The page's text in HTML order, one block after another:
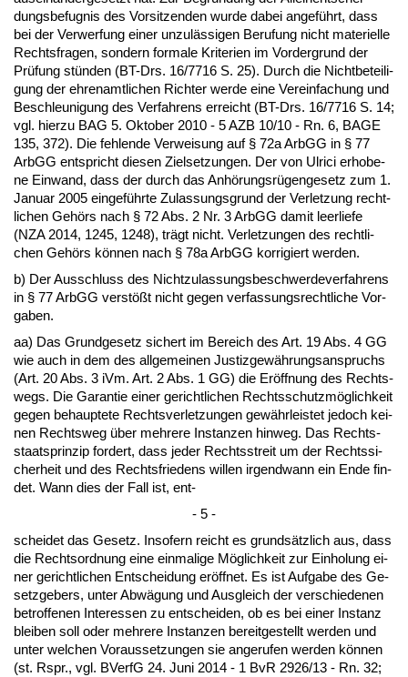
dungs­be­fug­nis des Vor­sit­zen­den wur­de da­bei an­geführt, dass
bei der Ver­wer­fung ei­ner un­zulässi­gen Be­ru­fung nicht ma­te­ri­el­le
Rechts­fra­gen, son­dern for­ma­le Kri­te­ri­en im Vor­der­grund der
Prüfung stünden (BT-Drs. 16/7716 S. 25). Durch die Nicht­be­tei­li­
gung der eh­ren­amt­li­chen Rich­ter wer­de ei­ne Ver­ein­fa­chung und
Be­schleu­ni­gung des Ver­fah­rens er­reicht (BT-Drs. 16/7716 S. 14;
vgl. hier­zu BAG 5. Ok­to­ber 2010 - 5 AZB 10/10 - Rn. 6, BA­GE
135, 372). Die feh­len­de Ver­wei­sung auf § 72a ArbGG in § 77
ArbGG ent­spricht die­sen Ziel­set­zun­gen. Der von Ul­ri­ci er­ho­be­
ne Ein­wand, dass der durch das Anhörungsrügen­ge­setz zum 1.
Ja­nu­ar 2005 ein­geführ­te Zu­las­sungs­grund der Ver­let­zung recht­
li­chen Gehörs nach § 72 Abs. 2 Nr. 3 ArbGG da­mit leer­lie­fe
(NZA 2014, 1245, 1248), trägt nicht. Ver­let­zun­gen des recht­li­
chen Gehörs können nach § 78a ArbGG kor­ri­giert wer­den.
b) Der Aus­schluss des Nicht­zu­las­sungs­be­schwer­de­ver­fah­rens
in § 77 ArbGG verstößt nicht ge­gen ver­fas­sungs­recht­li­che Vor­
ga­ben.
aa) Das Grund­ge­setz si­chert im Be­reich des Art. 19 Abs. 4 GG
wie auch in dem des all­ge­mei­nen Jus­tiz­gewährungs­an­spruchs
(Art. 20 Abs. 3 iVm. Art. 2 Abs. 1 GG) die Eröff­nung des Rechts­
wegs. Die Ga­ran­tie ei­ner ge­richt­li­chen Rechts­schutzmöglich­keit
ge­gen be­haup­te­te Rechts­ver­let­zun­gen gewähr­leis­tet je­doch kei­
nen Rechts­weg über meh­re­re In­stan­zen hin­weg. Das Rechts­
staats­prin­zip for­dert, dass je­der Rechts­streit um der Rechts­si­
cher­heit und des Rechts­frie­dens wil­len ir­gend­wann ein En­de fin­
det. Wann dies der Fall ist, ent-
- 5 -
schei­det das Ge­setz. In­so­fern reicht es grundsätz­lich aus, dass
die Rechts­ord­nung ei­ne ein­ma­li­ge Möglich­keit zur Ein­ho­lung ei­
ner ge­richt­li­chen Ent­schei­dung eröff­net. Es ist Auf­ga­be des Ge­
setz­ge­bers, un­ter Abwägung und Aus­gleich der ver­schie­de­nen
be­trof­fe­nen In­ter­es­sen zu ent­schei­den, ob es bei ei­ner In­stanz
blei­ben soll oder meh­re­re In­stan­zen be­reit­ge­stellt wer­den und
un­ter wel­chen Vor­aus­set­zun­gen sie an­ge­ru­fen wer­den können
(st. Rspr., vgl. BVerfG 24. Ju­ni 2014 - 1 BvR 2926/13 - Rn. 32;